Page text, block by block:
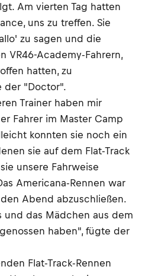
Am vierten Tag hatten
uns zu treffen. Sie
zu sagen und die
VR46-Academy-Fahrern,
hatten, zu
der "Doctor".
Trainer haben mir
Fahrer im Master Camp
konnten sie noch ein
sie auf dem Flat-Track
unsere Fahrweise
Americana-Rennen war
Abend abzuschließen.
und das Mädchen aus dem
haben", fügte der
Flat-Track-Rennen